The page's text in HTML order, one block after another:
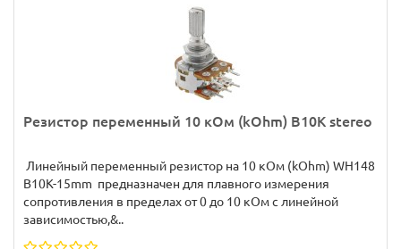
Резистор переменный 10 кОм (kOhm) B10K stereo
Линейный переменный резистор на 10 кОм (kOhm) WH148
B10K-15mm предназначен для плавного измерения
сопротивления в пределах от 0 до 10 кОм с линейной
зависимостью,&..